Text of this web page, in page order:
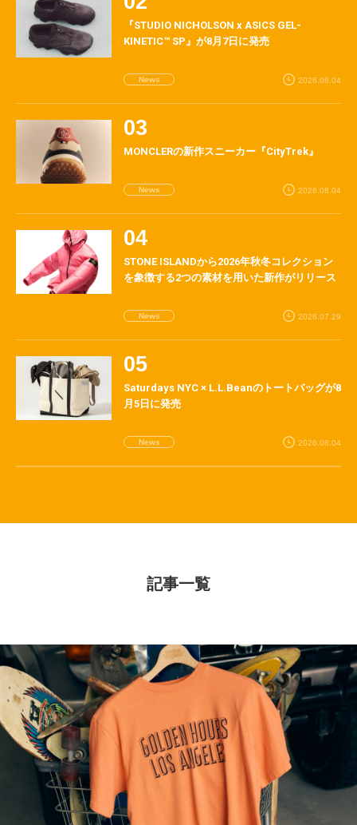
『STUDIO NICHOLSON x ASICS GEL-
KINETIC™ SP』が8月7日に発売
News 2026.08.04
MONCLERの新作スニーカー『CityTrek』
News 2026.08.04
STONE ISLANDから2026年秋冬コレクション
を象徴する2つの素材を用いた新作がリリース
News 2026.07.29
Saturdays NYC × L.L.Beanのトートバッグが8
月5日に発売
News 2026.08.04
記事一覧